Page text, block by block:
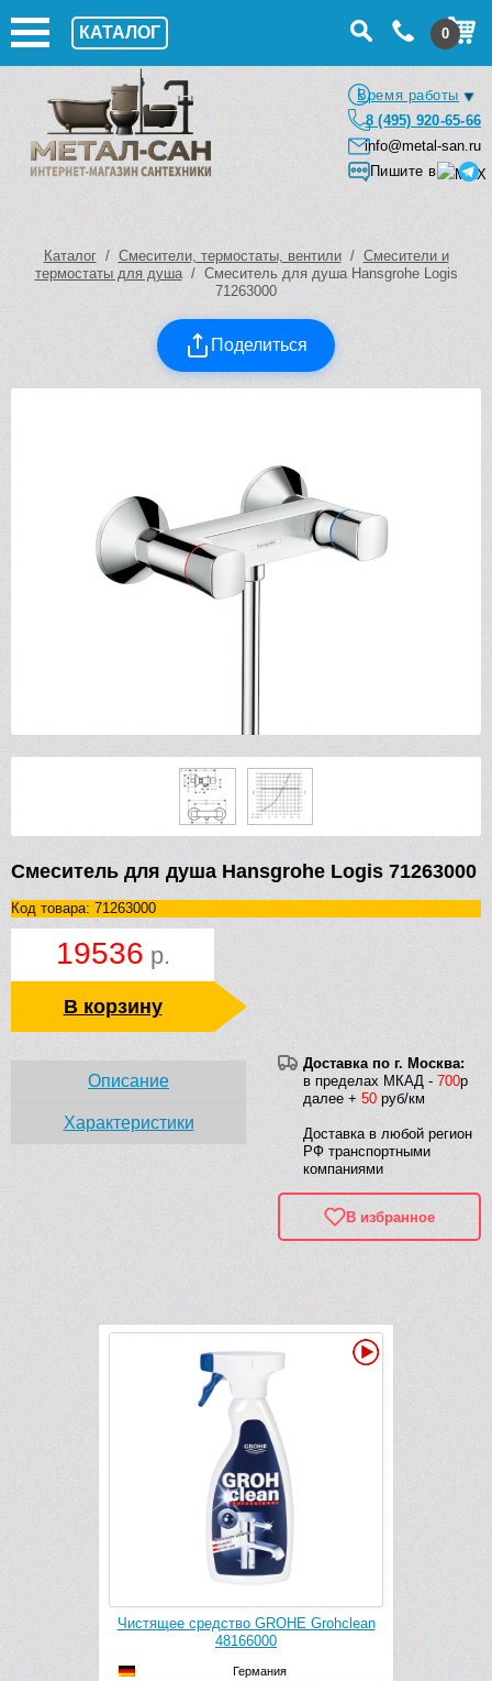
КАТАЛОГ 0
Время работы
8 (495) 920-65-66
info@metal-san.ru
Пишите в
Каталог/ Смесители, термостаты, вентили/ Смесители и
термостаты для душа/ Смеситель для душа Hansgrohe Logis
71263000
Поделиться
Смеситель для душа Hansgrohe Logis 71263000
Код товара: 71263000
19536 р.
В корзину
Доставка по г. Москва:
в пределах МКАД - 700р
далее + 50 руб/км
Доставка в любой регион
РФ транспортными
компаниями
В избранное
Описание
Характеристики
GROHE Grohclean
Чистящее средство GROHE Grohclean
48166000